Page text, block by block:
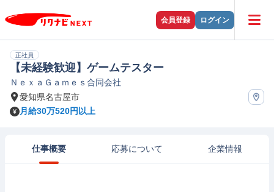
会員登録 ログイン
正社員
【未経験歓迎】ゲームテスター
ＮｅｘａＧａｍｅｓ合同会社
愛知県名古屋市
月給30万520円以上
仕事概要 応募について 企業情報